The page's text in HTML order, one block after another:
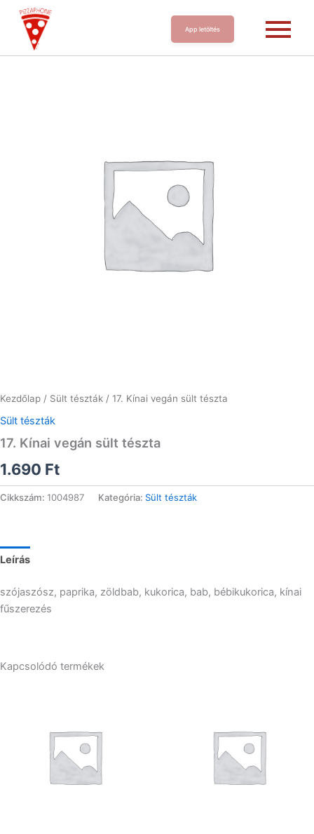
App letöltés
Kezdőlap / Sült tészták / 17. Kínai vegán sült tészta
Sült tészták
17. Kínai vegán sült tészta
1.690 Ft
Cikkszám: 1004987 Kategória: Sült tészták
Leírás
szójaszósz, paprika, zöldbab, kukorica, bab, bébikukorica, kínai
fűszerezés
Kapcsolódó termékek